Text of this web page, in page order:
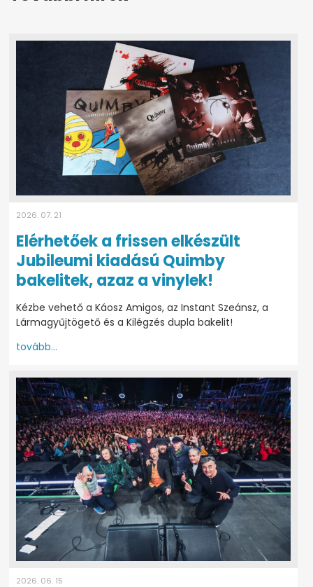
2026. 07. 21
Elérhetőek a frissen elkészült
Jubileumi kiadású Quimby
bakelitek, azaz a vinylek!
Kézbe vehető a Káosz Amigos, az Instant Szeánsz, a
Lármagyűjtögető és a Kilégzés dupla bakelit!
tovább...
2026. 06. 15